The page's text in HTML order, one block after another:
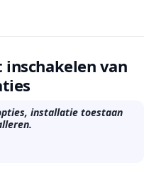
inschakelen van
installatie toestaan